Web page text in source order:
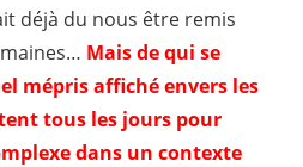
déjà du nous être remis
Mais de qui se
mépris affiché envers les
tous les jours pour
dans un contexte